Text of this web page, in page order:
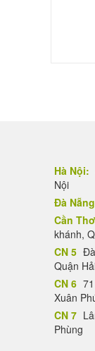
Hà Nội:
Nội
Đà
Cần
khánh,
CN 5
Quận
CN 6
Xuân
CN 7
Phùng